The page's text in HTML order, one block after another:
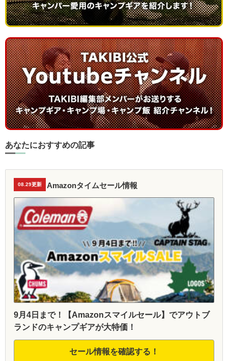
あなたにおすすめの記事
08.29更新 Amazonタイムセール情報
9月4日まで！【Amazonスマイルセール】でアウトブ
ランドのキャンプギアが大特価！
セール情報を確認する！